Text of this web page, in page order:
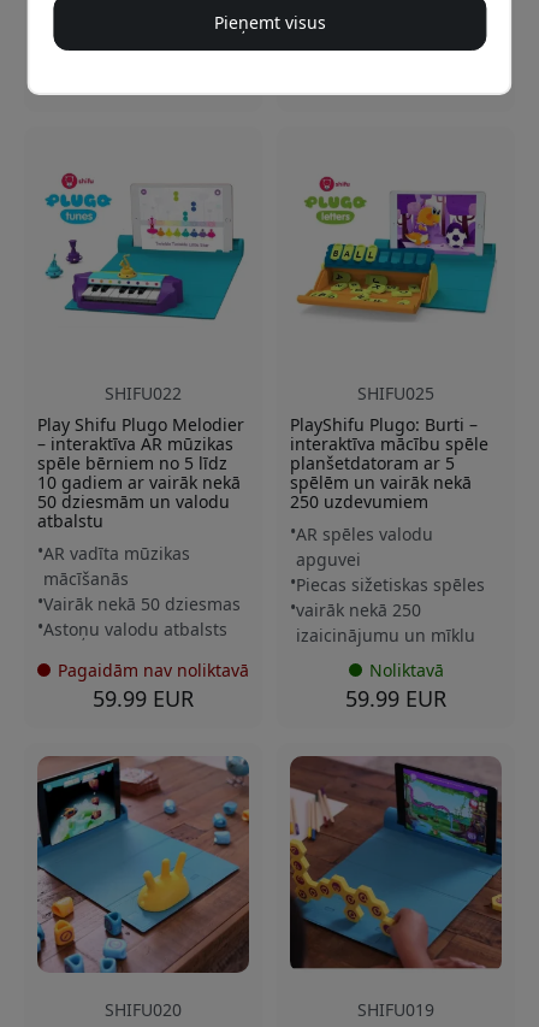
Noliktavā
gadiem
Noliktavā
SHIFU022
Play Shifu Plugo Melodier
– interaktīva AR mūzikas
spēle bērniem no 5 līdz
10 gadiem ar vairāk nekā
50 dziesmām un valodu
atbalstu
AR vadīta mūzikas
mācīšanās
Vairāk nekā 50 dziesmas
Astoņu valodu atbalsts
Pagaidām nav noliktavā
59.99 EUR
SHIFU025
PlayShifu Plugo: Burti –
interaktīva mācību spēle
planšetdatoram ar 5
spēlēm un vairāk nekā
250 uzdevumiem
AR spēles valodu
apguvei
Piecas sižetiskas spēles
vairāk nekā 250
izaicinājumu un mīklu
Noliktavā
59.99 EUR
SHIFU020
SHIFU019
Pieņemt visus